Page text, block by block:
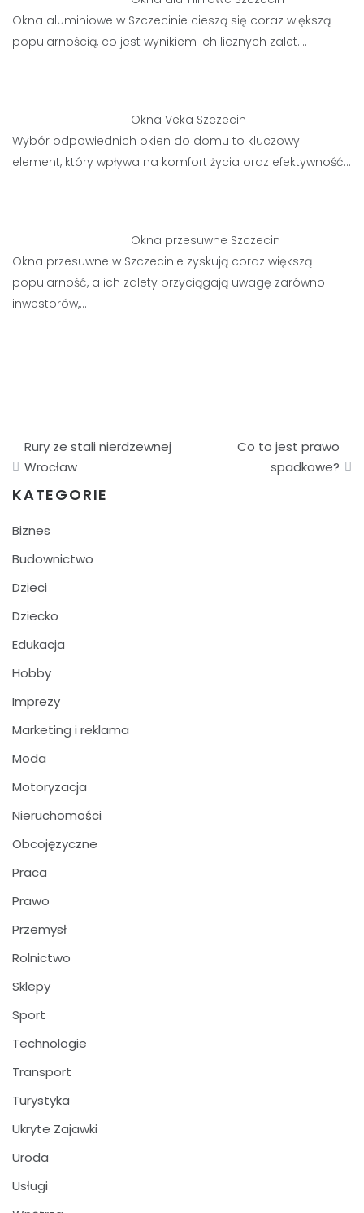
Okna aluminiowe w Szczecinie cieszą się coraz większą
popularnością, co jest wynikiem ich licznych zalet.…
Okna Veka Szczecin
Wybór odpowiednich okien do domu to kluczowy
element, który wpływa na komfort życia oraz efektywność…
Okna przesuwne Szczecin
Okna przesuwne w Szczecinie zyskują coraz większą
popularność, a ich zalety przyciągają uwagę zarówno
inwestorów,…
Nawigacja
wpisu
Rury ze stali nierdzewnej
Wrocław
Co to jest prawo
spadkowe?
KATEGORIE
Biznes
Budownictwo
Dzieci
Dziecko
Edukacja
Hobby
Imprezy
Marketing i reklama
Moda
Motoryzacja
Nieruchomości
Obcojęzyczne
Praca
Prawo
Przemysł
Rolnictwo
Sklepy
Sport
Technologie
Transport
Turystyka
Ukryte Zajawki
Uroda
Usługi